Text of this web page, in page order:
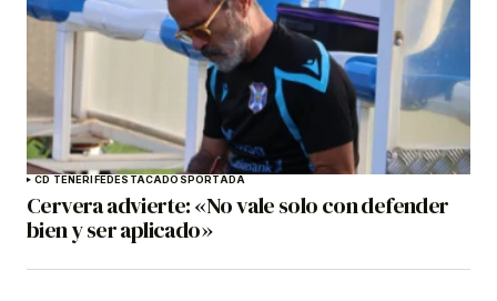
CD TENERIFEDESTACADOSPORTADA
Cervera advierte: «No vale solo con defender
bien y ser aplicado»